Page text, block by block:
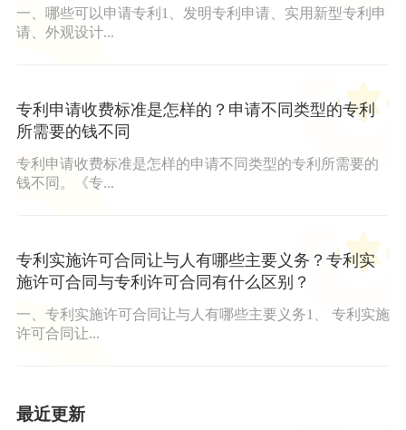
一、哪些可以申请专利1、发明专利申请、实用新型专利申
请、外观设计...
专利申请收费标准是怎样的？申请不同类型的专利
所需要的钱不同
专利申请收费标准是怎样的申请不同类型的专利所需要的
钱不同。《专...
专利实施许可合同让与人有哪些主要义务？专利实
施许可合同与专利许可合同有什么区别？
一、专利实施许可合同让与人有哪些主要义务1、 专利实施
许可合同让...
最近更新